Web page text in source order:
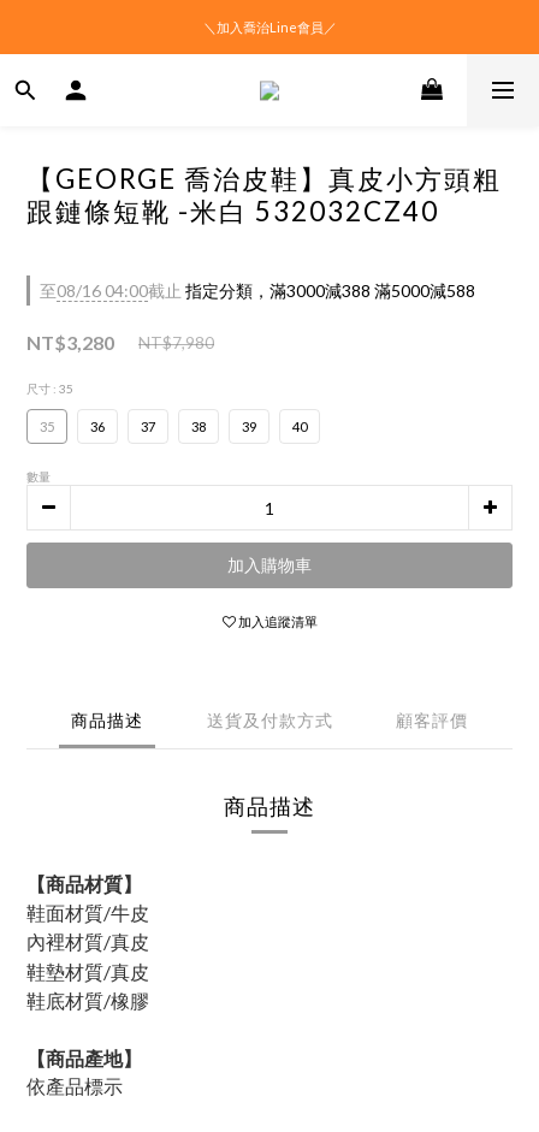
＼加入喬治Line會員／
【GEORGE 喬治皮鞋】真皮小方頭粗
跟鏈條短靴 -米白 532032CZ40
至08/16 04:00截止 指定分類，滿3000減388 滿5000減588
NT$3,280 NT$7,980
尺寸 : 35
35 36 37 38 39 40
數量
加入購物車
加入追蹤清單
商品描述 送貨及付款方式 顧客評價
商品描述
【商品材質】
鞋面材質/牛皮
內裡材質/真皮
鞋墊材質/真皮
鞋底材質/橡膠
【商品產地】
依產品標示